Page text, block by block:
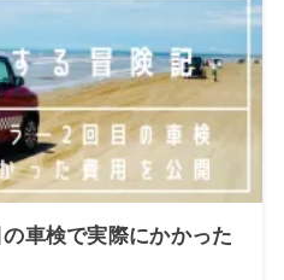
車検で実際にかかった